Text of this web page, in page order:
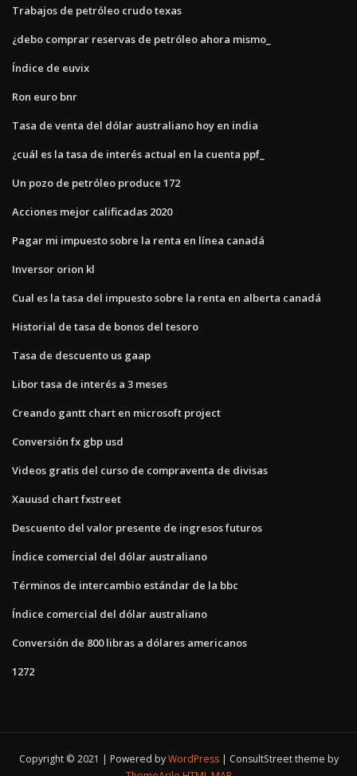
Trabajos de petróleo crudo texas
¿debo comprar reservas de petróleo ahora mismo_
Índice de euvix
Ron euro bnr
Tasa de venta del dólar australiano hoy en india
¿cuál es la tasa de interés actual en la cuenta ppf_
Un pozo de petróleo produce 172
Acciones mejor calificadas 2020
Pagar mi impuesto sobre la renta en línea canadá
Inversor orion kl
Cual es la tasa del impuesto sobre la renta en alberta canadá
Historial de tasa de bonos del tesoro
Tasa de descuento us gaap
Libor tasa de interés a 3 meses
Creando gantt chart en microsoft project
Conversión fx gbp usd
Videos gratis del curso de compraventa de divisas
Xauusd chart fxstreet
Descuento del valor presente de ingresos futuros
Índice comercial del dólar australiano
Términos de intercambio estándar de la bbc
Índice comercial del dólar australiano
Conversión de 800 libras a dólares americanos
1272
Copyright © 2021 | Powered byWordPress
ConsultStreet theme by